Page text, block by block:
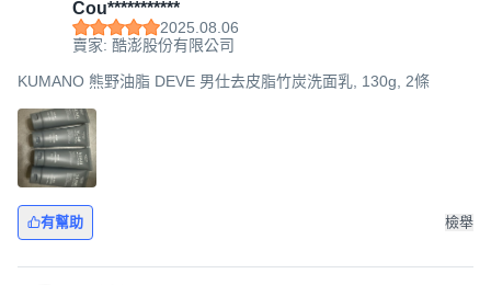
Cou***********
2025.08.06
賣家: 酷澎股份有限公司
KUMANO 熊野油脂 DEVE 男仕去皮脂竹炭洗面乳, 130g, 2條
有幫助 檢舉